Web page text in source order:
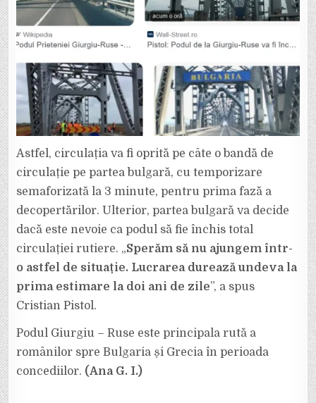
Astfel, circulația va fi oprită pe câte o bandă de
circulație pe partea bulgară, cu temporizare
semaforizată la 3 minute, pentru prima fază a
decopertărilor. Ulterior, partea bulgară va decide
dacă este nevoie ca podul să fie închis total
circulației rutiere. „Sperăm să nu ajungem într-
o astfel de situație. Lucrarea durează undeva la
prima estimare la doi ani de zile”, a spus
Cristian Pistol.
Podul Giurgiu – Ruse este principala rută a
românilor spre Bulgaria și Grecia în perioada
concediilor. (Ana G. I.)